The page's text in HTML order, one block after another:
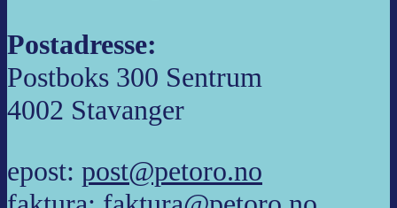
Postadresse:
Postboks 300 Sentrum
4002 Stavanger
epost: post@petoro.no